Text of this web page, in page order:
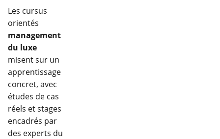
Les cursus
orientés
management
du luxe
misent sur un
apprentissage
concret, avec
études de cas
réels et stages
encadrés par
des experts du